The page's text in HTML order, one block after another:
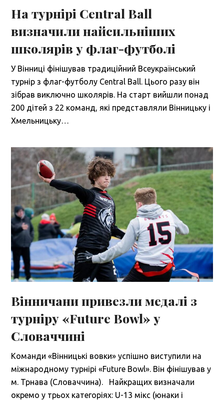
На турнірі Central Ball
визначили найсильніших
школярів у флаг-футболі
У Вінниці фінішував традиційний Всеукраїнський
турнір з флаг-футболу Central Ball. Цього разу він
зібрав виключно школярів. На старт вийшли понад
200 дітей з 22 команд, які представляли Вінницьку і
Хмельницьку…
Вінничани привезли медалі з
турніру «Future Bowl» у
Словаччині
Команди «Вінницькі вовки» успішно виступили на
міжнародному турнірі «Future Bowl». Він фінішував у
м. Трнава (Словаччина). Найкращих визначали
окремо у трьох категоріях: U-13 мікс (юнаки і